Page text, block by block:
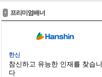
프리미엄배너
한신
참신하고 유능한 인재를 찾습니
다